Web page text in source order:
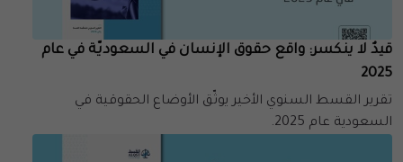
قيدٌ لا ينكسر: واقع حقوق الإنسان في السعوديّة في عام
2025
تقرير القسط السنوي الأخير يوثّق الأوضاع الحقوقية في
السعودية عام 2025.